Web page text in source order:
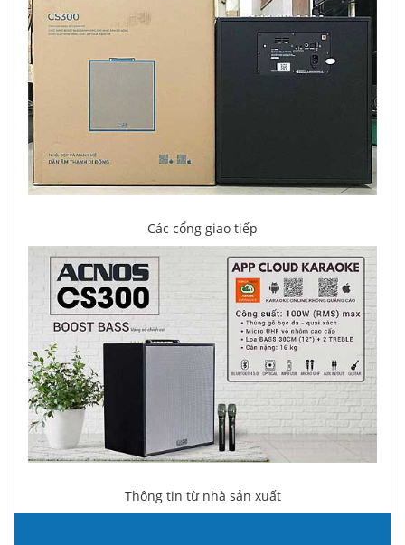
Các cổng giao tiếp
Thông tin từ nhà sản xuất